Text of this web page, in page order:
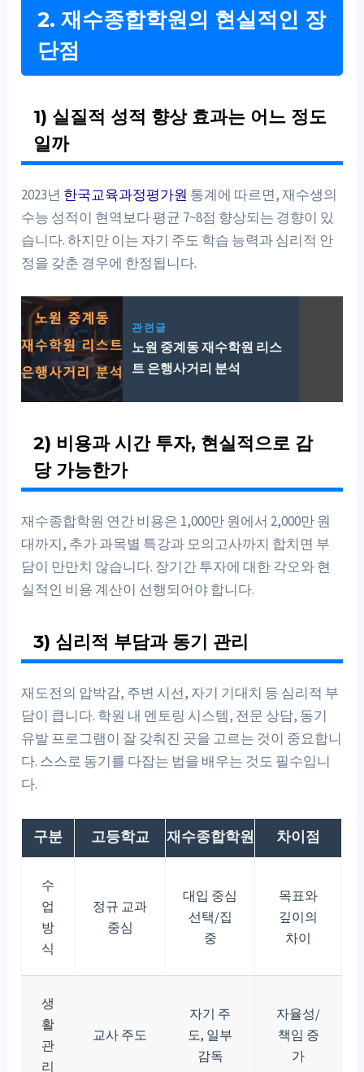
2. 재수종합학원의 현실적인 장
단점
1) 실질적 성적 향상 효과는 어느 정도
일까
2023년 한국교육과정평가원 통계에 따르면, 재수생의
수능 성적이 현역보다 평균 7~8점 향상되는 경향이 있
습니다. 하지만 이는 자기 주도 학습 능력과 심리적 안
정을 갖춘 경우에 한정됩니다.
관련글
노원 중계동 재수학원 리스
트 은행사거리 분석
2) 비용과 시간 투자, 현실적으로 감
당 가능한가
재수종합학원 연간 비용은 1,000만 원에서 2,000만 원
대까지, 추가 과목별 특강과 모의고사까지 합치면 부
담이 만만치 않습니다. 장기간 투자에 대한 각오와 현
실적인 비용 계산이 선행되어야 합니다.
3) 심리적 부담과 동기 관리
재도전의 압박감, 주변 시선, 자기 기대치 등 심리적 부
담이 큽니다. 학원 내 멘토링 시스템, 전문 상담, 동기
유발 프로그램이 잘 갖춰진 곳을 고르는 것이 중요합니
다. 스스로 동기를 다잡는 법을 배우는 것도 필수입니
다.
구분 고등학교 재수종합학원 차이점
수
업
방
식
정규 교과
중심
대입 중심
선택/집
중
목표와
깊이의
차이
생
활
관
리
교사 주도
자기 주
도, 일부
감독
자율성/
책임 증
가